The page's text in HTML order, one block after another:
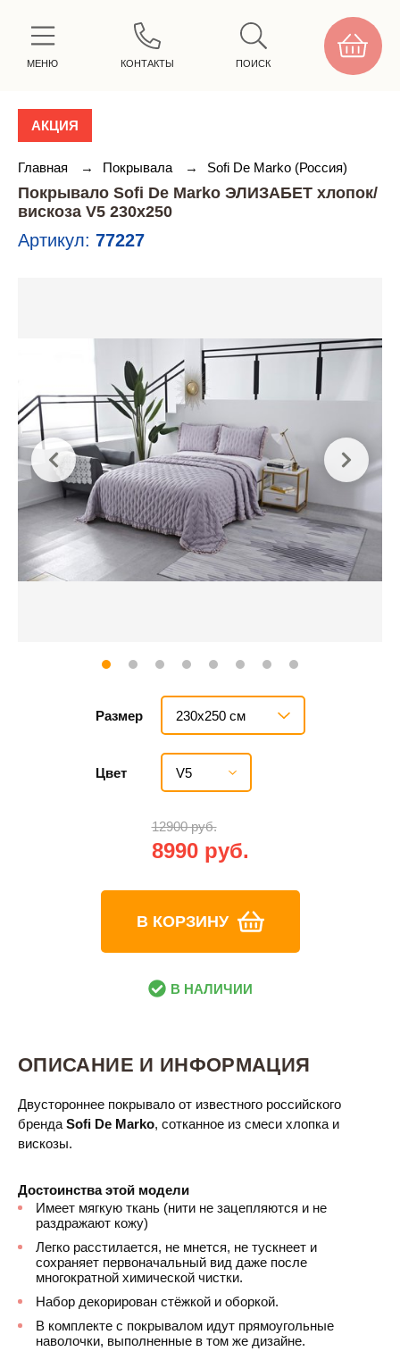
МЕНЮ КОНТАКТЫ ПОИСК
АКЦИЯ
Главная → Покрывала → Sofi De Marko (Россия)
Покрывало Sofi De Marko ЭЛИЗАБЕТ хлопок/
вискоза V5 230х250
Артикул: 77227
Размер 230х250 см
Цвет V5
12900 руб.
8990 руб.
В КОРЗИНУ
В НАЛИЧИИ
ОПИСАНИЕ И ИНФОРМАЦИЯ
Двустороннее покрывало от известного российского
бренда Sofi De Marko, сотканное из смеси хлопка и
вискозы.
Достоинства этой модели
Имеет мягкую ткань (нити не зацепляются и не
раздражают кожу)
Легко расстилается, не мнется, не тускнеет и
сохраняет первоначальный вид даже после
многократной химической чистки.
Набор декорирован стёжкой и оборкой.
В комплекте с покрывалом идут прямоугольные
наволочки, выполненные в том же дизайне.